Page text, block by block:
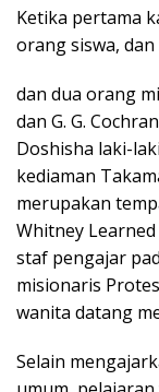
Ketika pertama
orang siswa,
dan dua orang
dan G. G.
Doshisha laki-
kediaman
merupakan
Whitney
staf pengajar
misionaris
wanita datang
Selain